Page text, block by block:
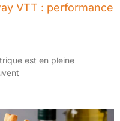
VTT : performance
est en pleine